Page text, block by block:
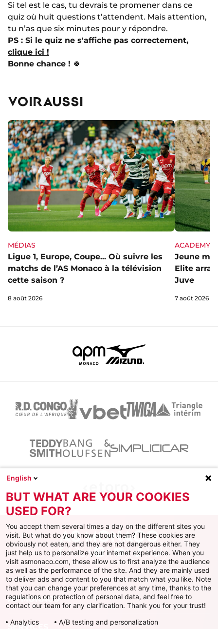
Si tel est le cas, tu devrais te promener dans ce
quiz où huit questions t’attendent. Mais attention,
tu n’as que six minutes pour y répondre.
PS : Si le quiz ne s'affiche pas correctement,
clique ici !
Bonne chance ! 🍀
VOIR AUSSI
MÉDIAS
Ligue 1, Europe, Coupe... Où suivre les
matchs de l’AS Monaco à la télévision
cette saison ?
8 août 2026
ACADEMY
Jeune
Elite
Juve
7 août 2026
Facebook
X Instagram
YoutubeTikTokTwitch
AS MONACO
SERVICES
English
BUT WHAT ARE YOUR COOKIES
USED FOR?
You accept them several times a day on the different sites you
visit. But what do you know about them? These cookies are
obviously not eaten, and they are not dangerous either. They
just help us to personalize your internet experience. When you
visit asmonaco.com, these allow us to first analyze the audience
as well as the performance of the site. And they are mainly used
to deliver ads and content to you that match what you like. Note
that you can change your preferences at any time, thanks to the
regulations on protection of personal data, and feel free to
contact our team for any clarification. Thank you for your trust!
Analytics
A/B testing and personalization